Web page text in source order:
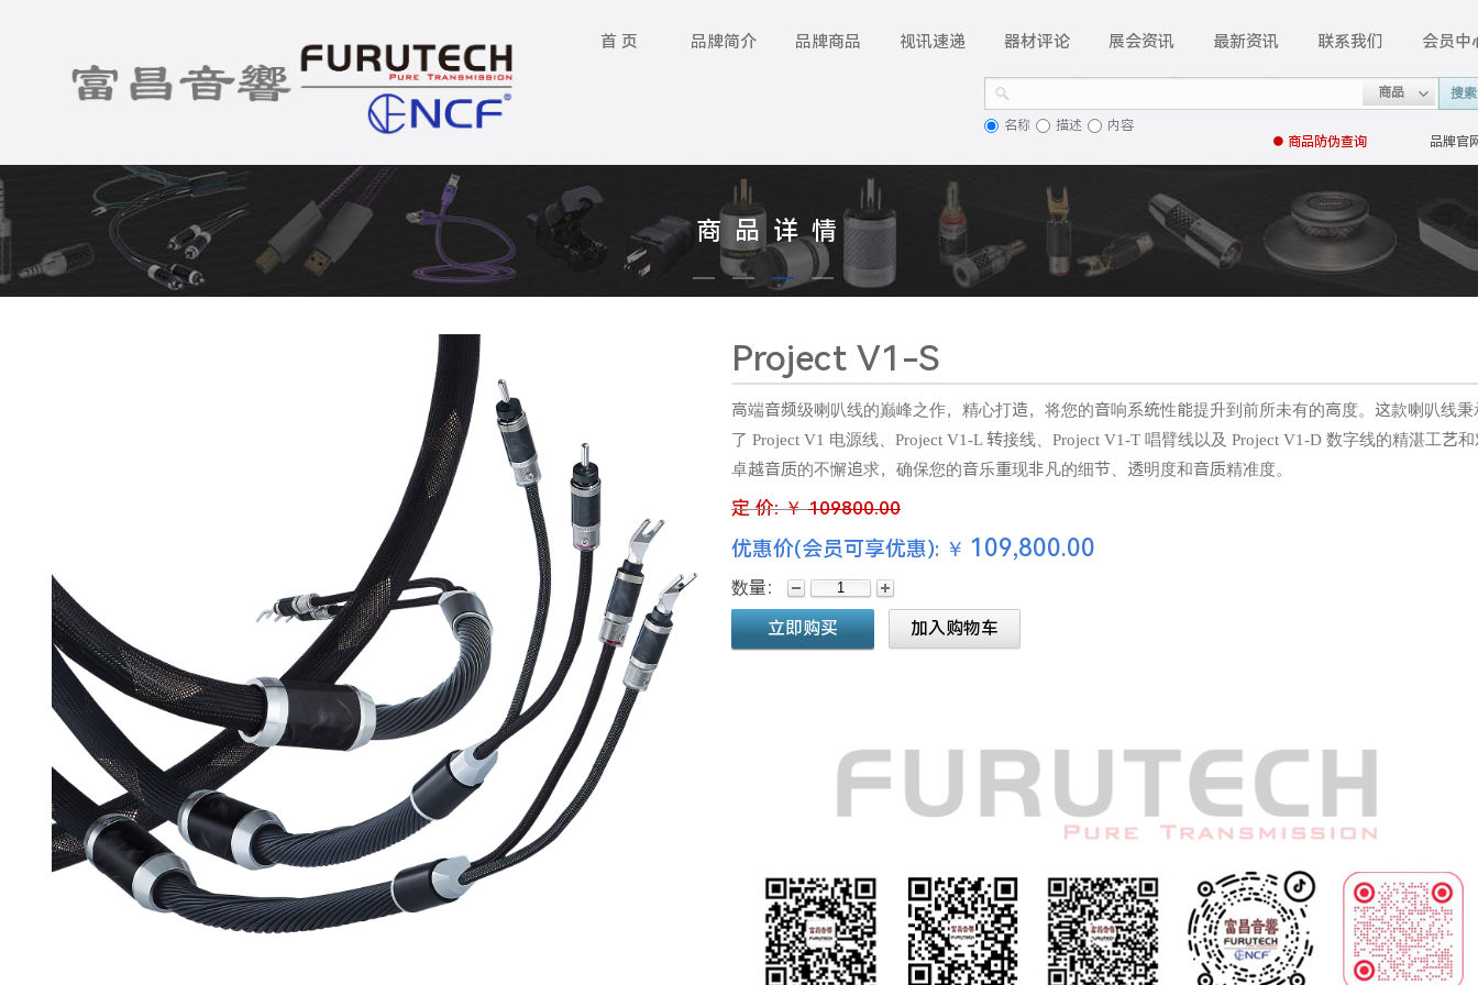
● 商品防伪查询
商品 搜索
名称 描述 内容
首 页 品牌简介 品牌商品 视讯速递 器材评论 展会资讯 最新资讯 联系我们 会员中
品牌官
商 品 详 情
Project V1-S
高端音频级喇叭线的巅峰之作，精心打造，将您的音响系统性能提升到前所未有的高度。这款喇叭线秉
了 Project V1 电源线、Project V1-L 转接线、Project V1-T 唱臂线以及 Project V1-D 数字线的精湛工艺和
卓越音质的不懈追求，确保您的音乐重现非凡的细节、透明度和音质精准度。
定 价:￥109800.00
优惠价(会员可享优惠): ￥ 109,800.00
数量：
立即购买 加入购物车